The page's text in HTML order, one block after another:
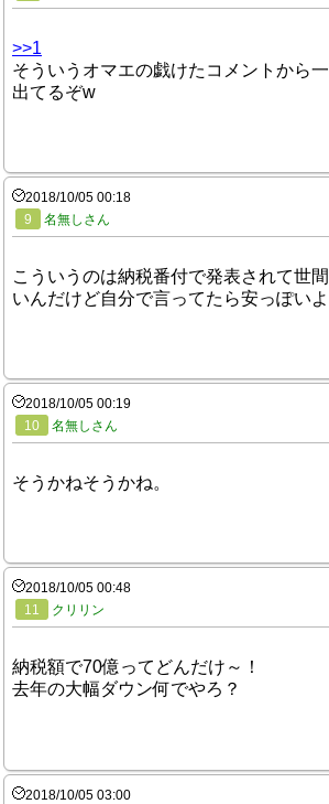
>>1
そういうオマエの戯けたコメントから
出てるぞw
2018/10/05 00:18
9
名無しさん
こういうのは納税番付で発表されて世
いんだけど自分で言ってたら安っぽい
2018/10/05 00:19
10
名無しさん
そうかねそうかね。
2018/10/05 00:48
11
クリリン
納税額で70億ってどんだけ～！
去年の大幅ダウン何でやろ？
2018/10/05 03:00